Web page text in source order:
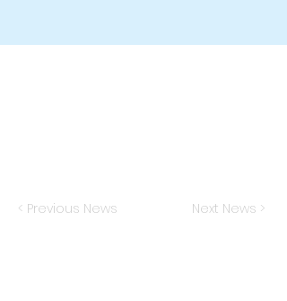
< Previous News Next News >